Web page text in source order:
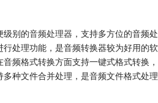
级别的音频处理器 ，支持多方位的音频处
处理功能，是音频转换器较为好用的软
频格式转换方面支持一键式格式转换，
种文件合并处理，是音频文件格式处理